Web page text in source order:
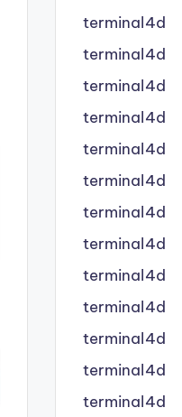
terminal4d
terminal4d
terminal4d
terminal4d
terminal4d
terminal4d
terminal4d
terminal4d
terminal4d
terminal4d
terminal4d
terminal4d
terminal4d